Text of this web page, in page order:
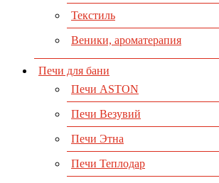
Текстиль
Веники, ароматерапия
Печи для бани
Печи ASTON
Печи Везувий
Печи Этна
Печи Теплодар